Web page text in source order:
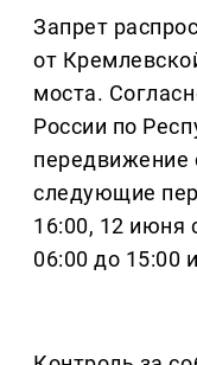
Запрет
от
моста.
России по
передвижение
следующие
16:00, 12 июня
06:00 до 15:00